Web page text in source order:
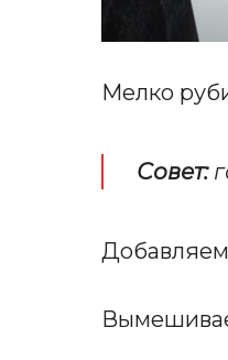
Мелко
Совет: